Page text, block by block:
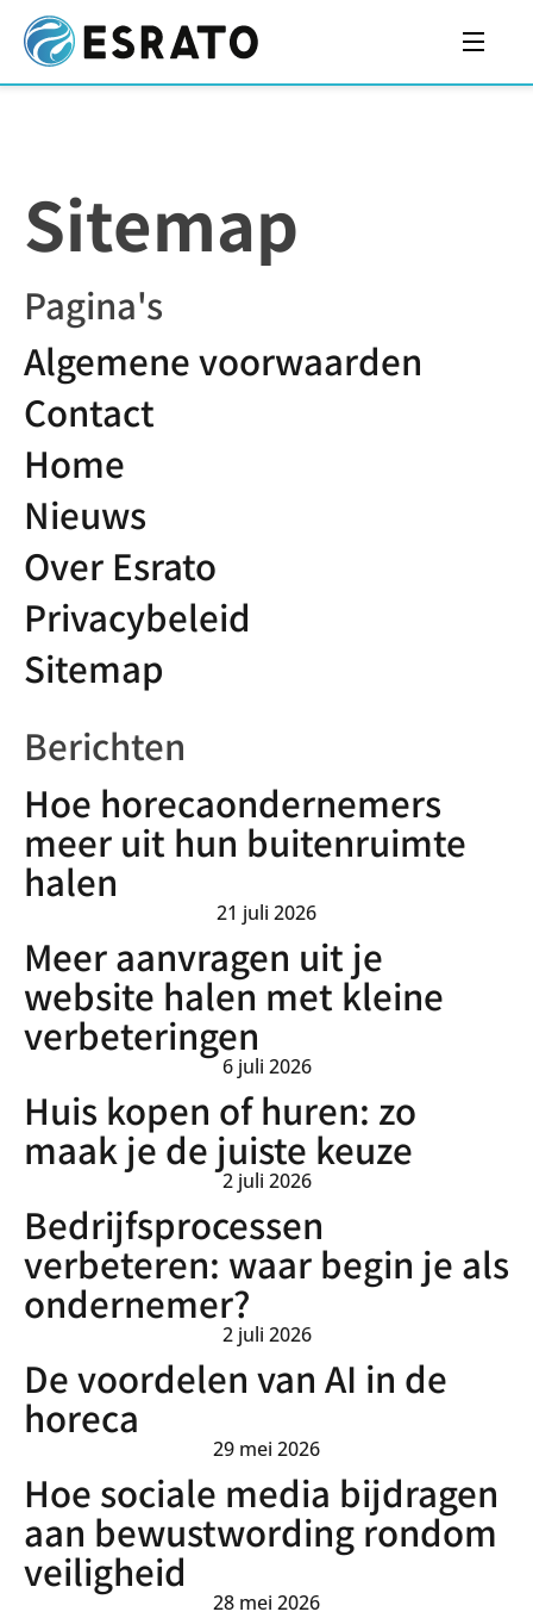
Sitemap
Pagina's
Algemene voorwaarden
Contact
Home
Nieuws
Over Esrato
Privacybeleid
Sitemap
Berichten
Hoe horecaondernemers
meer uit hun buitenruimte
halen
21 juli 2026
Meer aanvragen uit je
website halen met kleine
verbeteringen
6 juli 2026
Huis kopen of huren: zo
maak je de juiste keuze
2 juli 2026
Bedrijfsprocessen
verbeteren: waar begin je als
ondernemer?
2 juli 2026
De voordelen van AI in de
horeca
29 mei 2026
Hoe sociale media bijdragen
aan bewustwording rondom
veiligheid
28 mei 2026